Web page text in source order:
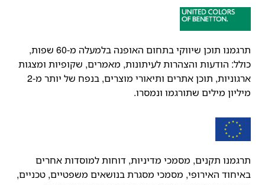
תרגמנו תוכן שיווקי בתחום האופנה בלמעלה מ-60 שפות,
כולל: הודעות והצהרות לעיתונות, מאמרים, שקופיות ומצגות
ארגוניות, תוכן אתרים ותיאורי מוצרים, בנפח של יותר מ-2
מיליון מילים שתורגמו ונמסרו.
תרגמנו תקנים, מסמכי מדיניות, דוחות למוסדות אחרים
באיחוד האירופי, מסמכי מסגרת בנושאים משפטיים, טכניים,